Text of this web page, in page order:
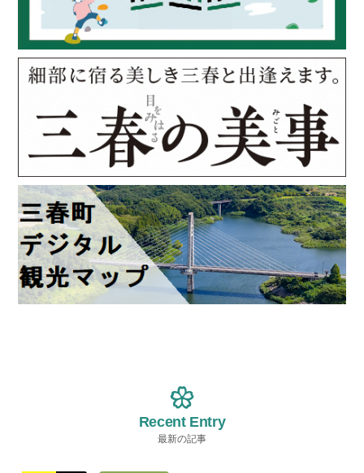
Recent Entry
最新の記事